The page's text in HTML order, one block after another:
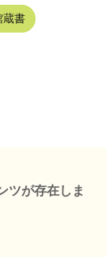
蔵書
ツが存在しま